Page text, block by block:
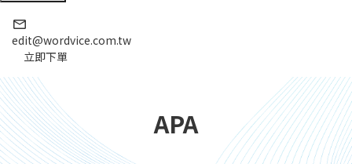
edit@wordvice.com.tw
立即下單
APA